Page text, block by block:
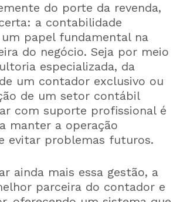
do porte da revenda,
a contabilidade
papel fundamental na
do negócio. Seja por meio
especializada, da
um contador exclusivo ou
de um setor contábil
com suporte profissional é
manter a operação
evitar problemas futuros.
ainda mais essa gestão, a
parceira do contador e